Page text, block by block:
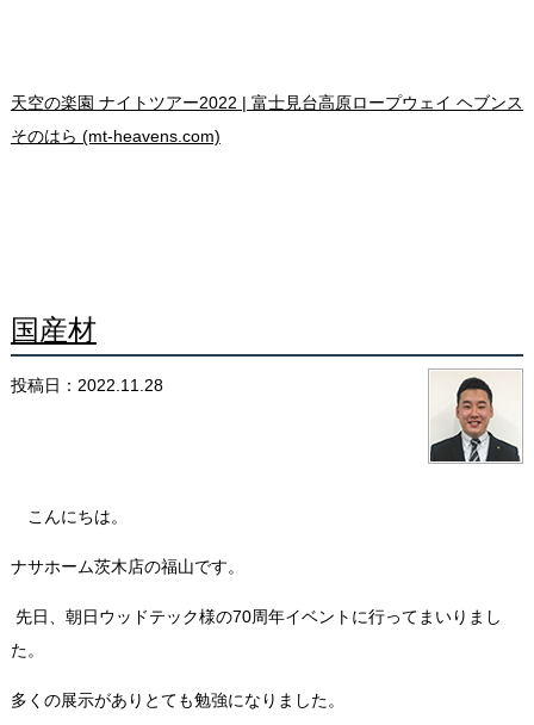
天空の楽園 ナイトツアー2022 | 富士見台高原ロープウェイ ヘブンス
そのはら (mt-heavens.com)
国産材
投稿日：2022.11.28
こんにちは。
ナサホーム茨木店の福山です。
先日、朝日ウッドテック様の70周年イベントに行ってまいりまし
た。
多くの展示がありとても勉強になりました。